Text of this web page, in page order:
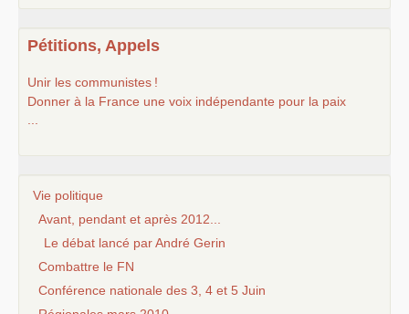
Pétitions, Appels
Unir les communistes !
Donner à la France une voix indépendante pour la paix
Vie politique
Avant, pendant et après 2012...
Le débat lancé par André Gerin
Combattre le FN
Conférence nationale des 3, 4 et 5 Juin